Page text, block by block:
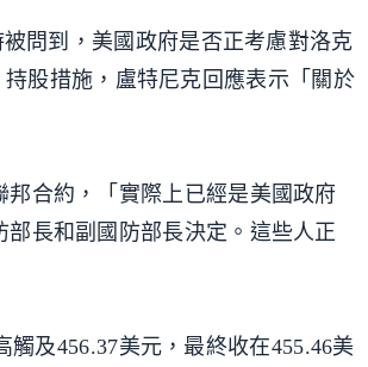
問到，美國政府是否正考慮對洛克
股措施，盧特尼克回應表示「關於
合約，「實際上已經是美國政府
長和副國防部長決定。這些人正
及456.37美元，最終收在455.46美